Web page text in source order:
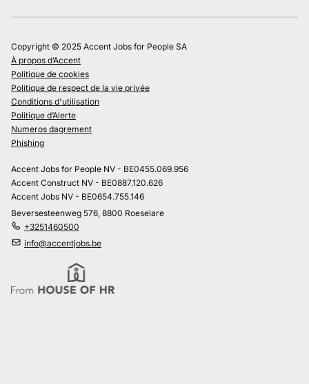
Copyright © 2025 Accent Jobs for People SA
À propos d’Accent
Politique de cookies
Politique de respect de la vie privée
Conditions d'utilisation
Politique d’Alerte
Numeros dagrement
Phishing
Accent Jobs for People NV - BE0455.069.956
Accent Construct NV - BE0887.120.626
Accent Jobs NV - BE0654.755.146
Beversesteenweg 576, 8800 Roeselare
+3251460500
info@accentjobs.be